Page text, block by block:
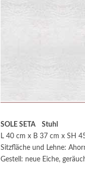
SOLE SETA Stuhl
L 40 cm x B 37 cm x SH
Sitzfläche und Lehne:
Gestell: neue Eiche,